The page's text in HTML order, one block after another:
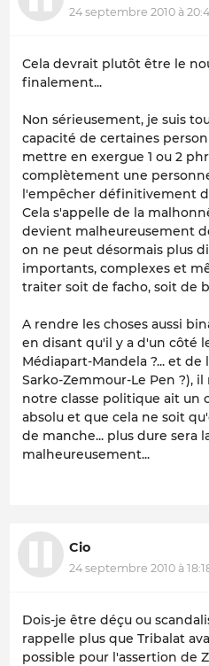
24 septembre 2010 à
Cela devrait plutôt être le
finalement...
Non sérieusement, je suis
capacité de certaines
mettre en exergue 1 ou 2
complètement une
l'empêcher définitivement
Cela s'appelle de la
devient malheureusement
on ne peut désormais plus
importants, complexes et
traiter soit de facho, soit de
A rendre les choses aussi
en disant qu'il y a d'un côté
Médiapart-Mandela ?... et
Sarko-Zemmour-Le Pen ?),
notre classe politique ait un
absolu et que cela ne soit
de manche... plus dure sera
malheureusement...
Cio
24 septembre 2010 à
Dois-je être déçu ou
rappelle plus que Tribalat
possible pour l'assertion de